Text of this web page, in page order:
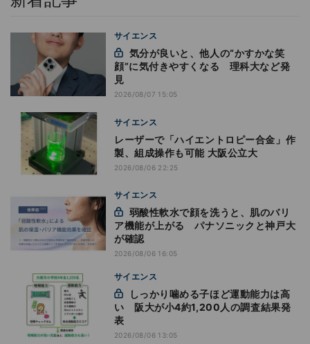
サイエンス
顔”に気付きやすくなる 理科大など発
見
2026/08/07 15:05
サイエンス
レーザーで「ハイエントロピー合金」作
製、組成操作も可能 大阪公立大
2026/08/06 22:25
サイエンス
ア機能が上がる パナソニックと神戸大
が確認
2026/08/06 16:05
サイエンス
い 阪大が小4約1,200人の調査結果発
表
2026/08/06 13:05